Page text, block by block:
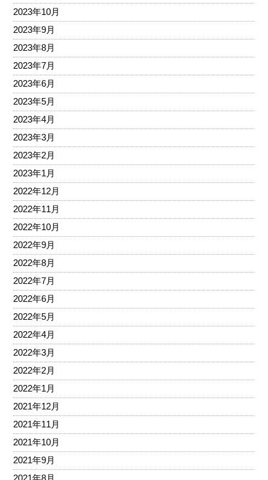
2023年10月
2023年9月
2023年8月
2023年7月
2023年6月
2023年5月
2023年4月
2023年3月
2023年2月
2023年1月
2022年12月
2022年11月
2022年10月
2022年9月
2022年8月
2022年7月
2022年6月
2022年5月
2022年4月
2022年3月
2022年2月
2022年1月
2021年12月
2021年11月
2021年10月
2021年9月
2021年8月